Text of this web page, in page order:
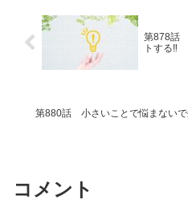
第878話
トする‼
第880話 小さいことで悩まないで
コメント